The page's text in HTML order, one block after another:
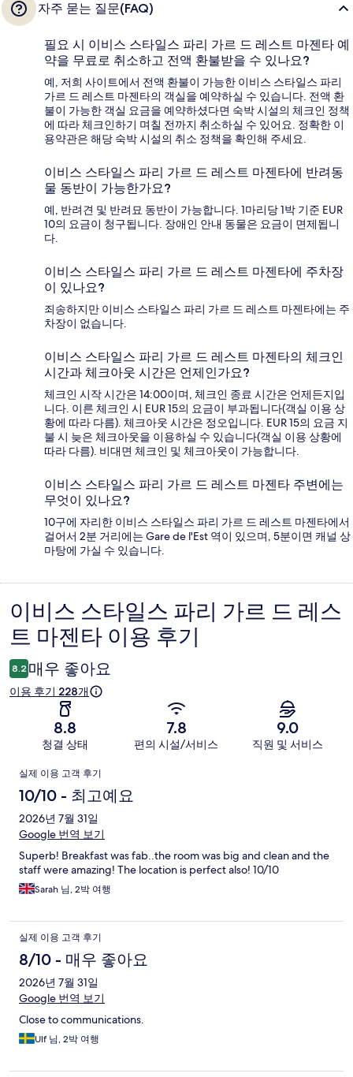
자주 묻는 질문(FAQ)
필요 시 이비스 스타일스 파리 가르 드 레스트 마젠타 예
약을 무료로 취소하고 전액 환불받을 수 있나요?
예, 저희 사이트에서 전액 환불이 가능한 이비스 스타일스 파리
가르 드 레스트 마젠타의 객실을 예약하실 수 있습니다. 전액 환
불이 가능한 객실 요금을 예약하셨다면 숙박 시설의 체크인 정책
에 따라 체크인하기 며칠 전까지 취소하실 수 있어요. 정확한 이
용약관은 해당 숙박 시설의 취소 정책을 확인해 주세요.
이비스 스타일스 파리 가르 드 레스트 마젠타에 반려동
물 동반이 가능한가요?
예, 반려견 및 반려묘 동반이 가능합니다. 1마리당 1박 기준 EUR
10의 요금이 청구됩니다. 장애인 안내 동물은 요금이 면제됩니
다.
이비스 스타일스 파리 가르 드 레스트 마젠타에 주차장
이 있나요?
죄송하지만 이비스 스타일스 파리 가르 드 레스트 마젠타에는 주
차장이 없습니다.
이비스 스타일스 파리 가르 드 레스트 마젠타의 체크인
시간과 체크아웃 시간은 언제인가요?
체크인 시작 시간은 14:00이며, 체크인 종료 시간은 언제든지입
니다. 이른 체크인 시 EUR 15의 요금이 부과됩니다(객실 이용 상
황에 따라 다름). 체크아웃 시간은 정오입니다. EUR 15의 요금 지
불 시 늦은 체크아웃을 이용하실 수 있습니다(객실 이용 상황에
따라 다름). 비대면 체크인 및 체크아웃이 가능합니다.
이비스 스타일스 파리 가르 드 레스트 마젠타 주변에는
무엇이 있나요?
10구에 자리한 이비스 스타일스 파리 가르 드 레스트 마젠타에서
걸어서 2분 거리에는 Gare de l'Est 역이 있으며, 5분이면 캐널 상
마탕에 가실 수 있습니다.
이
용
후
기
이비스 스타일스 파리 가르 드 레스
트 마젠타 이용 후기
8.2 매우 좋아요
이용 후기 228개
8.8
청결 상태
7.8
편의 시설/서비스
9.0
직원 및 서비스
이
용
후
기
실제 이용 고객 후기
10/10 - 최고예요
2026년 7월 31일
Google 번역 보기
Superb! Breakfast was fab..the room was big and clean and the
staff were amazing! The location is perfect also! 10/10
Sarah 님, 2박 여행
실제 이용 고객 후기
8/10 - 매우 좋아요
2026년 7월 31일
Google 번역 보기
Close to communications.
Ulf 님, 2박 여행